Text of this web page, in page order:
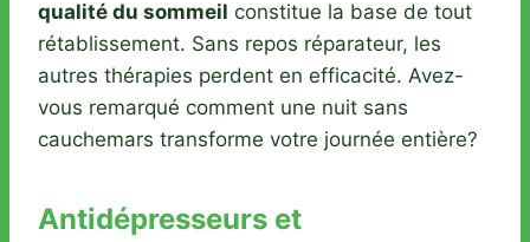
qualité du sommeil constitue la base de tout
rétablissement. Sans repos réparateur, les
autres thérapies perdent en efficacité. Avez-
vous remarqué comment une nuit sans
cauchemars transforme votre journée entière?
Antidépresseurs et